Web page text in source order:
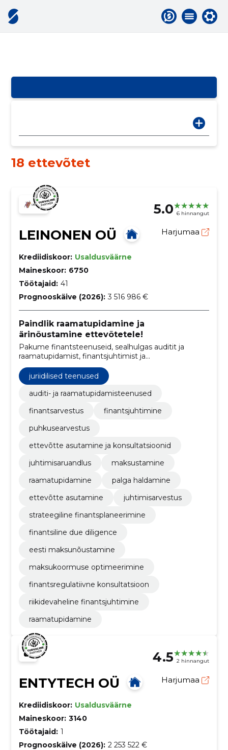
18 ettevõtet
5.0 6 hinnangut
LEINONEN OÜ Harjumaa
Krediidiskoor: Usaldusväärne
Maineskoor: 6750
Töötajaid: 41
Prognooskäive (2026): 3 516 986 €
Paindlik raamatupidamine ja
ärinõustamine ettevõtetele!
Pakume finantsteenuseid, sealhulgas auditit ja
raamatupidamist, finantsjuhtimist ja
maksukonsultatsiooni, mis on kohandatud iga kliendi
ainulaadsetele vajadustele.
juriidilised teenused
auditi- ja raamatupidamisteenused
finantsarvestus
finantsjuhtimine
puhkusearvestus
ettevõtte asutamine ja konsultatsioonid
juhtimisaruandlus
maksustamine
raamatupidamine
palga haldamine
ettevõtte asutamine
juhtimisarvestus
strateegiline finantsplaneerimine
finantsiline due diligence
eesti maksunõustamine
maksukoormuse optimeerimine
finantsregulatiivne konsultatsioon
riikidevaheline finantsjuhtimine
raamatupidamine
4.5 2 hinnangut
ENTYTECH OÜ Harjumaa
Krediidiskoor: Usaldusväärne
Maineskoor: 3140
Töötajaid: 1
Prognooskäive (2026): 2 253 522 €